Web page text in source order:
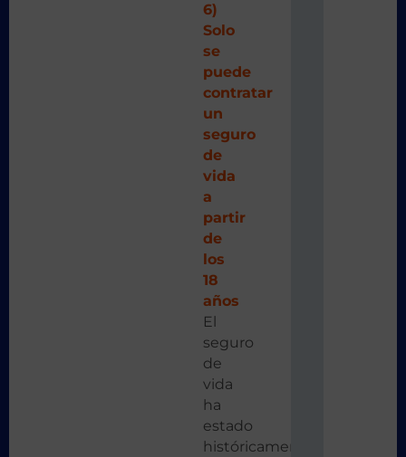
6)
Solo
se
puede
contratar
un
seguro
de
vida
a
partir
de
los
18
años
El
seguro
de
vida
ha
estado
históricamente